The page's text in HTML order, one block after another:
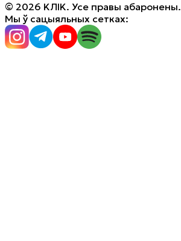
© 2026 KЛIK. Усе правы абаронены.
Мы ў сацыяльных сетках: